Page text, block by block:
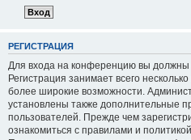
РЕГИСТРАЦИЯ
Для входа на конференцию вы должны
Регистрация занимает всего
более широкие возможности.
установлены также дополнительные
пользователей. Прежде чем
ознакомиться с правилами и